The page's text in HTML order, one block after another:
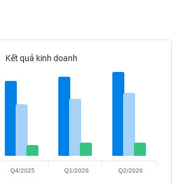
Kết quả kinh doanh
Q4/2025 Q1/2026 Q2/2026